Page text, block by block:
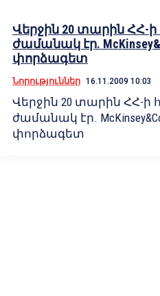
Վերջին 20 տարին
ժամանակ էր.
փորձագետ
Նորություններ 16.11.2009 10:03
Վերջին 20 տարին ՀՀ-
ժամանակ էր.
փորձագետ